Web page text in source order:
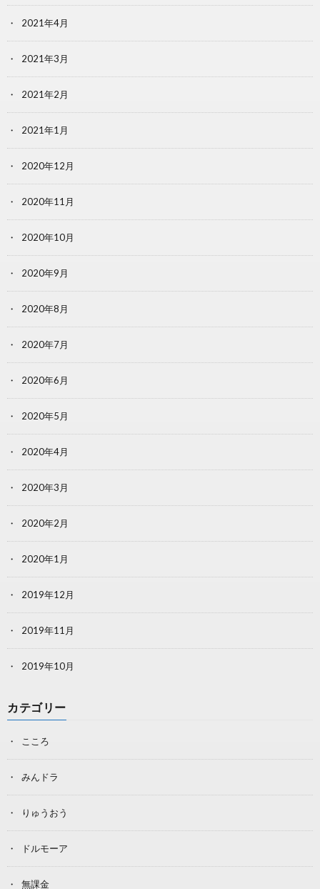
2021年4月
2021年3月
2021年2月
2021年1月
2020年12月
2020年11月
2020年10月
2020年9月
2020年8月
2020年7月
2020年6月
2020年5月
2020年4月
2020年3月
2020年2月
2020年1月
2019年12月
2019年11月
2019年10月
カテゴリー
こころ
みんドラ
りゅうおう
ドルモーア
無課金